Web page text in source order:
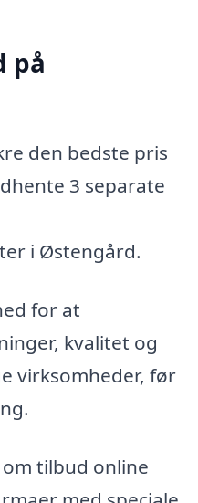
på
den bedste pris
3 separate
i Østengård.
for at
kvalitet og
virksomheder, før
tilbud online